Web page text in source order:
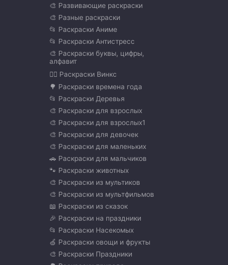
🎨 Развивающие раскраски
🎨 Разные раскраски
📂 Раскраски Аниме
📂 Раскраски Антистресс
🎨 Раскраски буквы, цифры,
алфавит
🧚‍♀️ Раскраски Винкс
🌳 Раскраски времена года
📂 Раскраски Деревья
🎨 Раскраски для взрослых
🎨 Раскраски для взрослых1
🎨 Раскраски для девочек
🎨 Раскраски для маленьких
🚗 Раскраски для мальчиков
🐾 Раскраски животных
🎨 Раскраски из мультиков
🎨 Раскраски из мультфильмов
📖 Раскраски из сказок
🎉 Раскраски на праздники
📂 Раскраски Насекомых
🍏 Раскраски овощи и фрукты
🎨 Раскраски Праздники